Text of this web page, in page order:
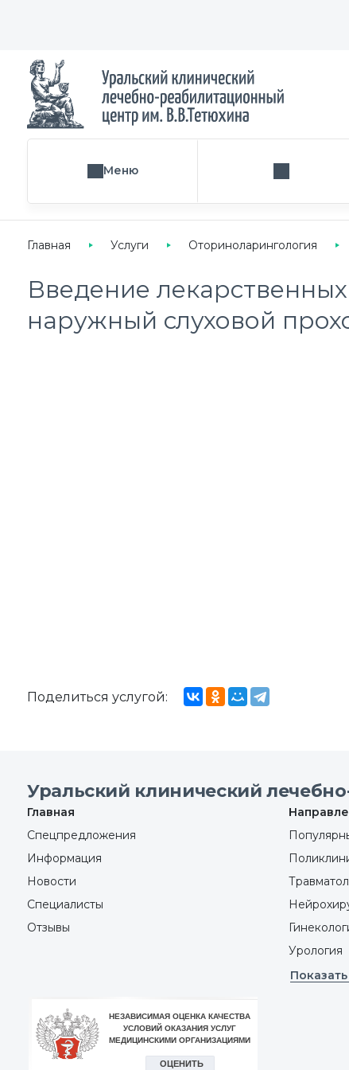
Меню Поиск
Главная Услуги Оториноларингология
Введение
наружный слуховой
Поделиться услугой:
Уральский клинический
Главная
Спецпредложения
Информация
Новости
Специалисты
Отзывы
Урология